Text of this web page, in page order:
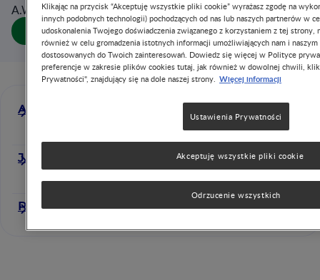
A.Wiernicka , J.Socha , P.Socha
Download publication
A.Wiernicka
J.Socha
P.Socha
Klikając na przycisk “Akceptuję wszystkie pliki cookie” wyrażasz zgodę na
innych podobnych technologii) pochodzących od nas lub naszych partnerów w
udoskonalenia Twojego doświadczenia związanego z korzystaniem z tej
również w celu gromadzenia istotnych informacji umożliwiających nam i
dostosowanych do Twoich zainteresowań. Dowiedz się więcej w Polityce
preferencje w zakresie plików cookies tutaj, jak również w dowolnej chwili,
Prywatności", znajdujący się na dole naszej strony. Więcej informacji
Ustawienia Prywatności
Odrzucenie wszystkich
Akceptuję wszystkie pliki cookie